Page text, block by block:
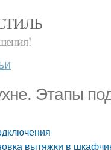
Этапы
вытяжки в